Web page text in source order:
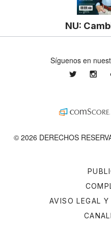
NU:
AVISO LEGAL
Síguenos en
© 2026 DERECHOS